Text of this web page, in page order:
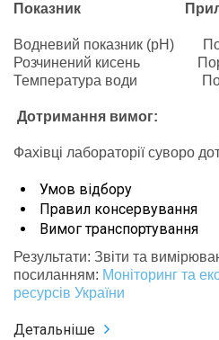
Показник
Водневий показник (pH)
Розчинений кисень
Температура води
Дотримання вимог:
Фахівці лабораторії суворо
Умов відбору
Правил консервування
Вимог транспортування
Результати: Звіти та
посиланням: Моніторинг та
ресурсів України
Детальніше